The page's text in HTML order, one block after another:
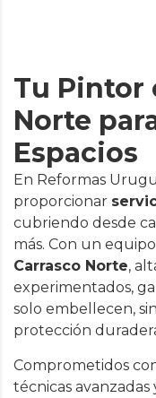
Tu Pintor
Norte
Espacios
En Reformas
proporcionar
cubriendo desde
más. Con un
Carrasco Norte,
experimentados,
solo embellecen,
protección
Comprometidos
técnicas